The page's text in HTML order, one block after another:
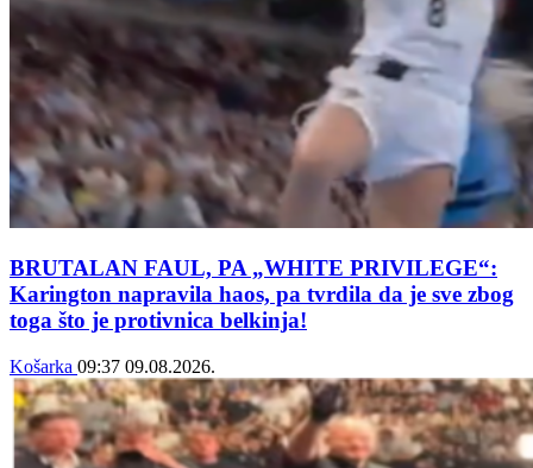
BRUTALAN FAUL, PA „WHITE PRIVILEGE“:
Karington napravila haos, pa tvrdila da je sve zbog
toga što je protivnica belkinja!
Košarka 09:37 09.08.2026.